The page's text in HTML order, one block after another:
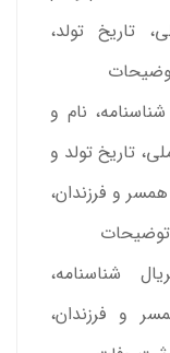
تاریخ تولد،
نام و
تاریخ تولد و
و فرزندان،
شناسنامه،
و فرزندان،